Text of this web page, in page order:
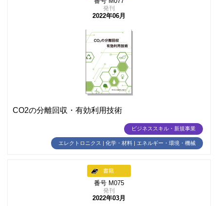
発刊
2022年06月
CO2の分離回収・有効利用技術
ビジネススキル・新規事業
エレクトロニクス | 化学・材料 | エネルギー・環境・機械
書籍
番号 M075
発刊
2022年03月